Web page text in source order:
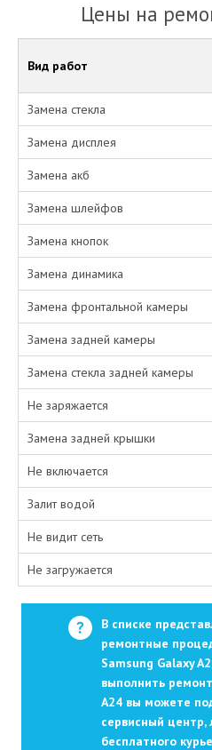
Цены на
Вид работ
Замена стекла
Замена дисплея
Замена акб
Замена шлейфов
Замена кнопок
Замена динамика
Замена фронтальной камеры
Замена задней камеры
Замена стекла задней камеры
Не заряжается
Замена задней крышки
Не включается
Залит водой
Не видит сеть
Не загружается
В списке
ремонтные
Samsung Galaxy
выполнить
A24 вы можете
сервисный центр,
бесплатного